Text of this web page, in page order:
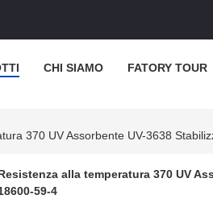
CHI SIAMO FATORY TOUR
370 UV Assorbente UV-3638
alla temperatura 370 UV
59-4